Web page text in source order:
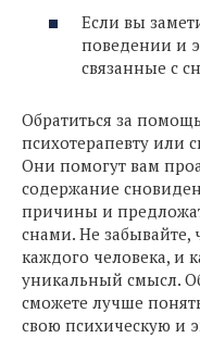
Если вы
поведении и
связанные с
Обратиться за
психотерапевту или
Они помогут вам
содержание
причины и
снами. Не
каждого человека, и
уникальный смысл.
сможете лучше
свою психическую и